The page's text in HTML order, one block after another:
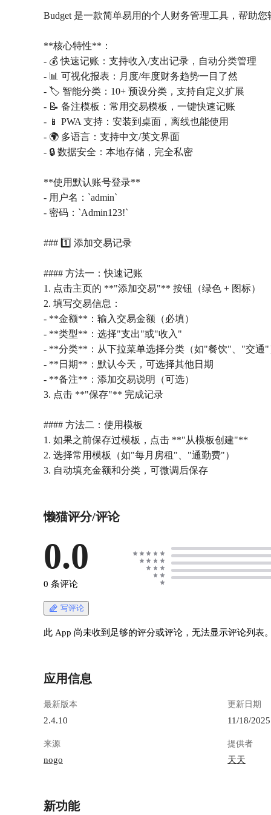
Budget 是一款简单易用的个人财务管理工具，帮助
**核心特性**：
- 💰 快速记账：支持收入/支出记录，自动分类管理
- 📊 可视化报表：月度/年度财务趋势一目了然
- 🏷️ 智能分类：10+ 预设分类，支持自定义扩展
- 📝 备注模板：常用交易模板，一键快速记账
- 📱 PWA 支持：安装到桌面，离线也能使用
- 🌍 多语言：支持中文/英文界面
- 🔒 数据安全：本地存储，完全私密
**使用默认账号登录**
- 用户名：`admin`
- 密码：`Admin123!`
### 1️⃣ 添加交易记录
#### 方法一：快速记账
1. 点击主页的 **"添加交易"** 按钮（绿色 + 图标）
2. 填写交易信息：
- **金额**：输入交易金额（必填）
- **类型**：选择"支出"或"收入"
- **分类**：从下拉菜单选择分类（如"餐饮"、"交通"
- **日期**：默认今天，可选择其他日期
- **备注**：添加交易说明（可选）
3. 点击 **"保存"** 完成记录
#### 方法二：使用模板
1. 如果之前保存过模板，点击 **"从模板创建"**
2. 选择常用模板（如"每月房租"、"通勤费"）
3. 自动填充金额和分类，可微调后保存
懒猫评分/评论
0.0
0 条评论
写评论
此 App 尚未收到足够的评分或评论，无法显示评论列表
应用信息
最新版本
2.4.10
更新日期
11/18/2025
来源
nogo
提供者
天天
新功能